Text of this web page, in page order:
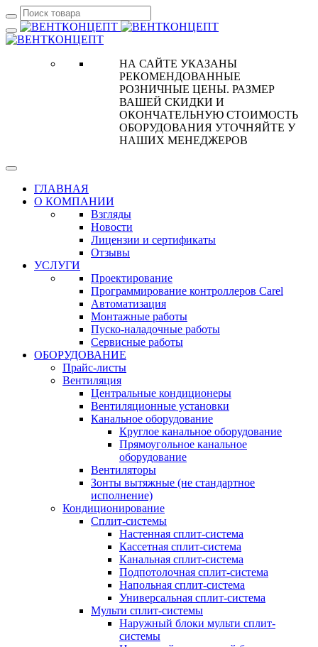
НА САЙТЕ УКАЗАНЫ
РЕКОМЕНДОВАННЫЕ
РОЗНИЧНЫЕ ЦЕНЫ. РАЗМЕР
ВАШЕЙ СКИДКИ И
ОКОНЧАТЕЛЬНУЮ СТОИМОСТЬ
ОБОРУДОВАНИЯ УТОЧНЯЙТЕ У
НАШИХ МЕНЕДЖЕРОВ
ГЛАВНАЯ
О КОМПАНИИ
Взгляды
Новости
Лицензии и сертификаты
Отзывы
УСЛУГИ
Проектирование
Программирование контроллеров Carel
Автоматизация
Монтажные работы
Пуско-наладочные работы
Сервисные работы
ОБОРУДОВАНИЕ
Прайс-листы
Вентиляция
Центральные кондиционеры
Вентиляционные установки
Канальное оборудование
Круглое канальное оборудование
Прямоугольное канальное
оборудование
Вентиляторы
Зонты вытяжные (не стандартное
исполнение)
Кондиционирование
Сплит-системы
Настенная сплит-система
Кассетная сплит-система
Канальная сплит-система
Подпотолочная сплит-система
Напольная сплит-система
Универсальная сплит-система
Мульти сплит-системы
Наружный блоки мульти сплит-
системы